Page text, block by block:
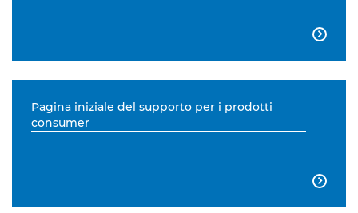

Pagina iniziale del supporto per i prodotti
consumer
